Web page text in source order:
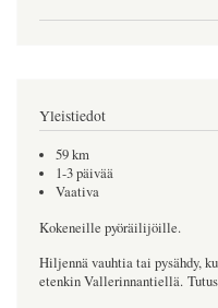
Yleistiedot
59 km
1-3 päivää
Vaativa
Kokeneille pyöräilijöille.
Hiljennä vauhtia tai pysähdy,
etenkin Vallerinnantiellä.